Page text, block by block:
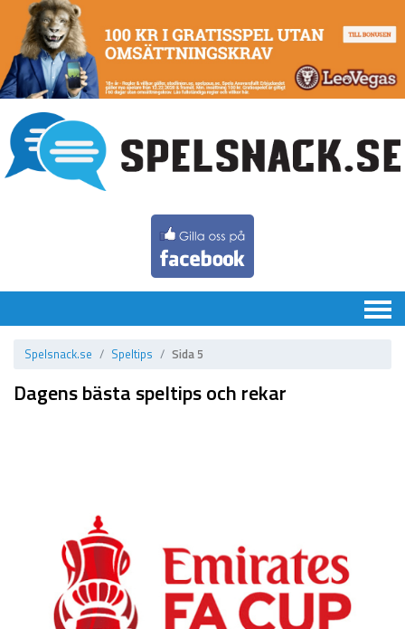
Online casino
Bettingappar
Stryktipset
Spelsnack.se Speltips Sida 5
Dagens bästa speltips och rekar